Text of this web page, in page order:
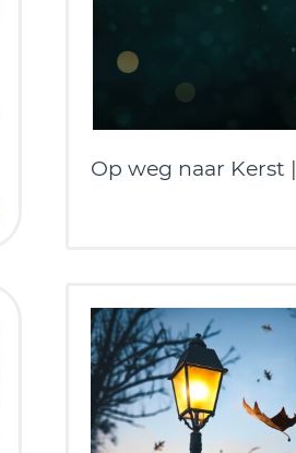
Op weg naar Kerst |